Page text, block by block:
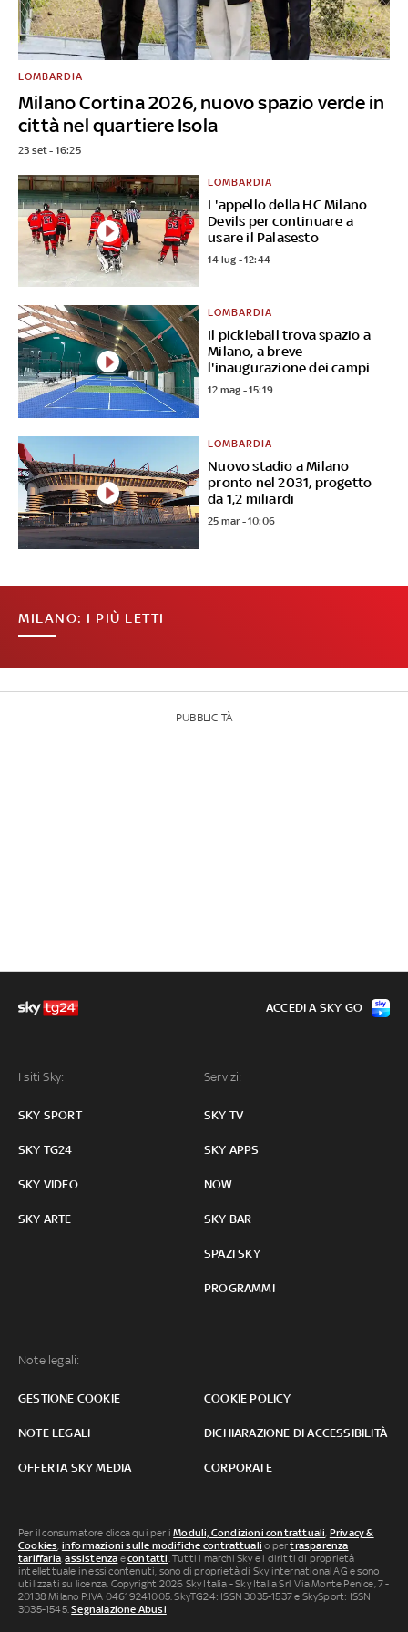
Milano Cortina 2026, nuovo spazio verde in
città nel quartiere Isola
LOMBARDIA
23 set - 16:25
L'appello della HC Milano
Devils per continuare a
usare il Palasesto
LOMBARDIA
14 lug - 12:44
Il pickleball trova spazio a
Milano, a breve
l'inaugurazione dei campi
LOMBARDIA
12 mag - 15:19
Nuovo stadio a Milano
pronto nel 2031, progetto
da 1,2 miliardi
LOMBARDIA
25 mar - 10:06
MILANO: I PIÙ LETTI
PUBBLICITÀ
I siti Sky:
SKY SPORT
SKY TG24
SKY VIDEO
SKY ARTE
Servizi:
SKY TV
SKY APPS
NOW
SKY BAR
SPAZI SKY
PROGRAMMI
Note legali:
GESTIONE COOKIE COOKIE POLICY
NOTE LEGALI DICHIARAZIONE DI ACCESSIBILITÀ
OFFERTA SKY MEDIA CORPORATE
ACCEDI A SKY GO
Per il consumatore clicca qui per iModuli, Condizioni contrattuali, Privacy &
Cookies, informazioni sulle modifiche contrattuali o pertrasparenza
tariffaria,assistenza econtatti. Tutti i marchi Sky e i diritti di proprietà
intellettuale in essi contenuti, sono di proprietà di Sky international AG e sono
utilizzati su licenza. Copyright 2026 Sky Italia - Sky Italia Srl Via Monte Penice, 7 -
20138 Milano P.IVA 04619241005. SkyTG24: ISSN 3035-1537 e SkySport: ISSN
3035-1545.Segnalazione Abusi